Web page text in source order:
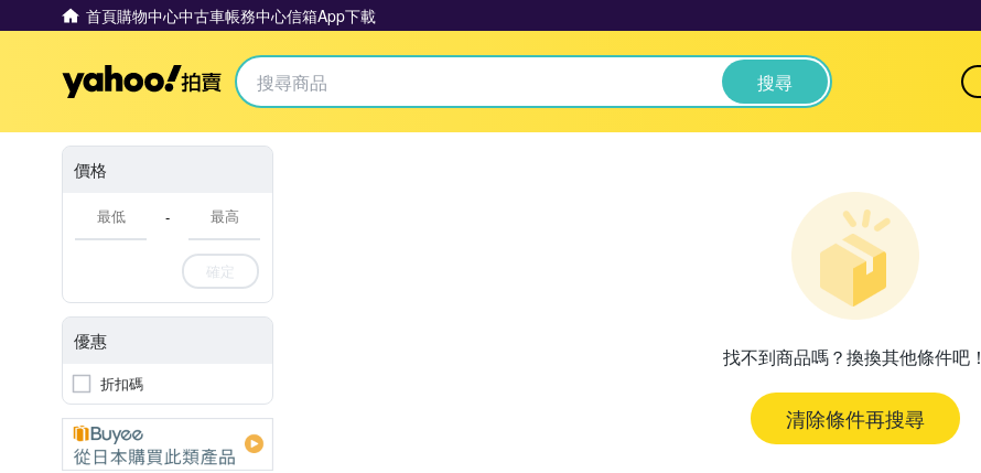
首頁購物中心中古車帳務中心信箱App下載
Yahoo拍賣 搜尋
價格
-
確定
優惠
折扣碼
找不到商品嗎？換換其他條件吧！
清除條件再搜尋